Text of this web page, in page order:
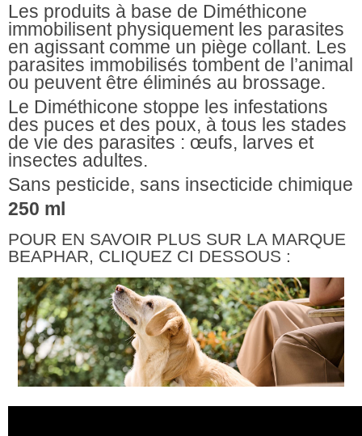
Les produits à base de Diméthicone
immobilisent physiquement les parasites
en agissant comme un piège collant. Les
parasites immobilisés tombent de l’animal
ou peuvent être éliminés au brossage.
Le Diméthicone stoppe les infestations
des puces et des poux, à tous les stades
de vie des parasites : œufs, larves et
insectes adultes.
Sans pesticide, sans insecticide chimique
250 ml
POUR EN SAVOIR PLUS SUR LA MARQUE
BEAPHAR, CLIQUEZ CI DESSOUS :